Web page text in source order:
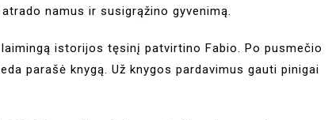
namus ir susigrąžino gyvenimą.
istorijos tęsinį patvirtino Fabio. Po pusmečio
parašė knygą. Už knygos pardavimus gauti pinigai